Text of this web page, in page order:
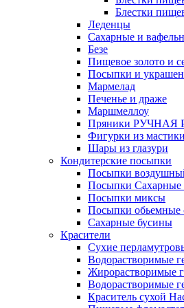
Блестки
Леденцы
Сахарные и
Безе
Пищевое золото и
Посыпки и
Мармелад
Печенье и драже
Маршмеллоу
Пряники РУЧНАЯ
Фигурки из
Шары из глазури
Кондитерские посыпки
Посыпки
Посыпки Сахарные
Посыпки миксы
Посыпки обьемные
Сахарные бусины
Красители
Сухие
Водорастворимые
Жирорастворимые
Водорастворимые
Краситель сухой